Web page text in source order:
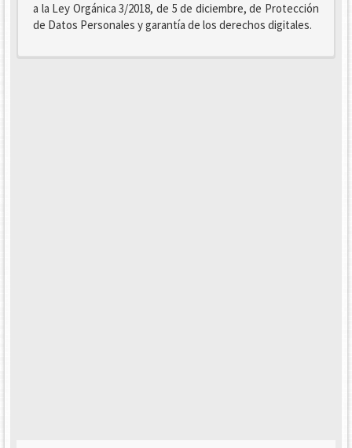
a la Ley Orgánica 3/2018, de 5 de diciembre, de Protección
de Datos Personales y garantía de los derechos digitales.